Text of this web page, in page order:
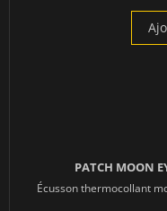
PATCH MOON
Écusson thermocollant